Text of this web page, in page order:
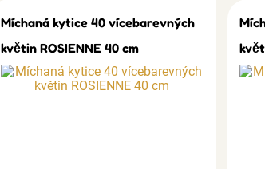
Míchaná kytice 40 vícebarevných
květin ROSIENNE 40 cm